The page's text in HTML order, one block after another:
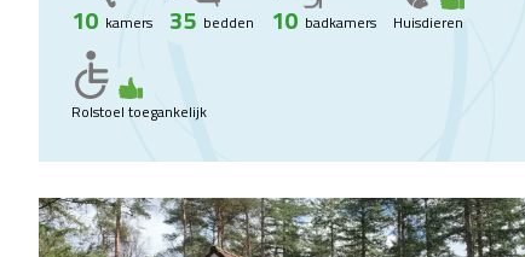
10 kamers 35 bedden 10 badkamers Huisdieren
Rolstoel toegankelijk